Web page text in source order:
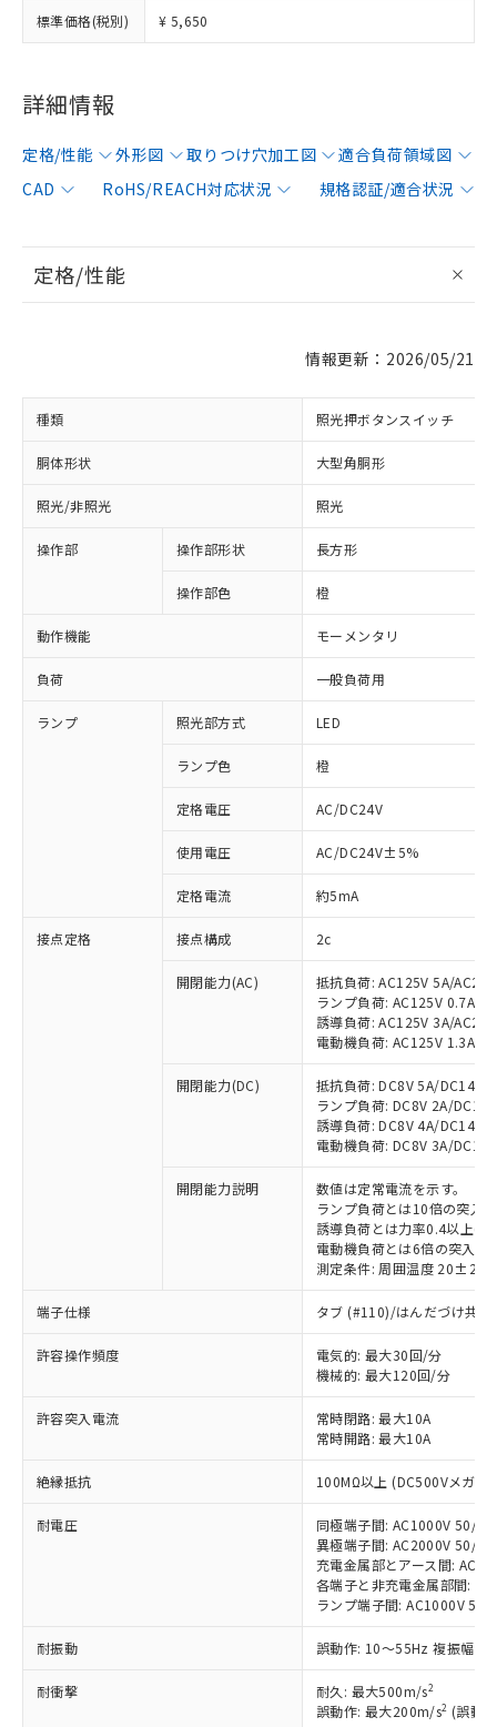
標準価格(税別) ¥ 5,650
詳細情報
定格/性能 外形図 取りつけ穴加工図
適合負荷領域図
CAD
RoHS/REACH対応状況 規格認証/適合状況
定格/性能
情報更新：2026/05/21
種類 照光押ボタンスイッチ
胴体形状 大型角胴形
照光/非照光 照光
操作部 操作部形状 長方形
操作部色 橙
動作機能 モーメンタリ
負荷 一般負荷用
ランプ 照光部方式 LED
ランプ色 橙
定格電圧 AC/DC24V
使用電圧 AC/DC24V±5%
定格電流 約5mA
接点定格 接点構成 2c
開閉能力(AC)
抵抗負荷: AC125V 5A/
ランプ負荷: AC125V 0.7A/
誘導負荷: AC125V 3A/
電動機負荷: AC125V 1.3A/
開閉能力(DC)
抵抗負荷: DC8V 5A/DC14V
ランプ負荷: DC8V 2A/
誘導負荷: DC8V 4A/DC14V
電動機負荷: DC8V 3A/
開閉能力説明
数値は定常電流を示す。
ランプ負荷とは10倍の突入
誘導負荷とは力率0.4以上
電動機負荷とは6倍の突入電
測定条件: 周囲温度 20±2℃
端子仕様 タブ (#110)/はんだづけ共用
許容操作頻度
電気的: 最大30回/分
機械的: 最大120回/分
許容突入電流
常時閉路: 最大10A
常時開路: 最大10A
絶縁抵抗 100MΩ以上 (DC500Vメガ)
耐電圧
同極端子間: AC1000V 50/
異極端子間: AC2000V 50/
充電金属部とアース間:
各端子と非充電金属部間:
ランプ端子間: AC1000V
耐振動 誤動作: 10～55Hz 複振幅
耐衝撃 耐久: 最大500m/s2
誤動作: 最大200m/s2 (誤動
ご利用条件
以下の条件をお読みいただき、同意のうえ
本サービスは、当社制御機器事業取扱
商品の当社在庫状況および標準価格
(税抜)を提供させていただくもので
当社制御機器事業取扱商品の中には、
本サービスの対象外となる商品もある
対応済み：EU RoHS指令（10物質）の
非含有に対応した製品が提供可能な商品で
す。
対応予定：EU RoHS指令（10物質）の非含
有に対応した製品に切り替える予定のある
対応予定なし：EU RoHS指令（10物質）の
非含有に非対応の商品で、対応品を出す予
調査・確認中：EU RoHS指令（10物質）の
非含有の対応状況を調査中または確認中の
非該当品：ライセンス料など無形物で、有
害物質有無と関係のない商品です。
仕入先様の事情により、非含有部品として
「○」：最大均質材料含有率が中国RoHSの
基準値以下であることを示します。
「×」：最大均質材料含有率が中国RoHSの